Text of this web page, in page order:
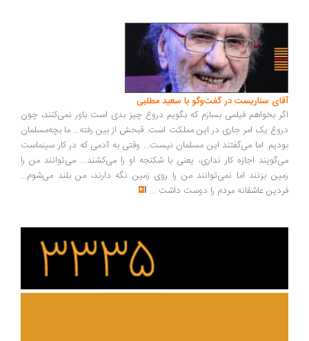
سناریست در گفت‌وگو با سعید مطلبی
بخواهم فیلمی بسازم که بگویم دروغ چیز بدی است باور نمی‌کنند، چون
یک امر جاری در این مملکت است. قبحش از بین رفته... ما بچه‌مسلمان
اما می‌گفتند این مسلمان نیست... وقتی به آدمی که در کار سینماست
اجازه کار نداری، یعنی با شکنجه او را می‌کشند... می‌توانند من را
بزنند اما نمی‌توانند من را روی زمین نگه دارند، من بلند می‌شوم...
عاشقانه مردم را دوست داشت ...